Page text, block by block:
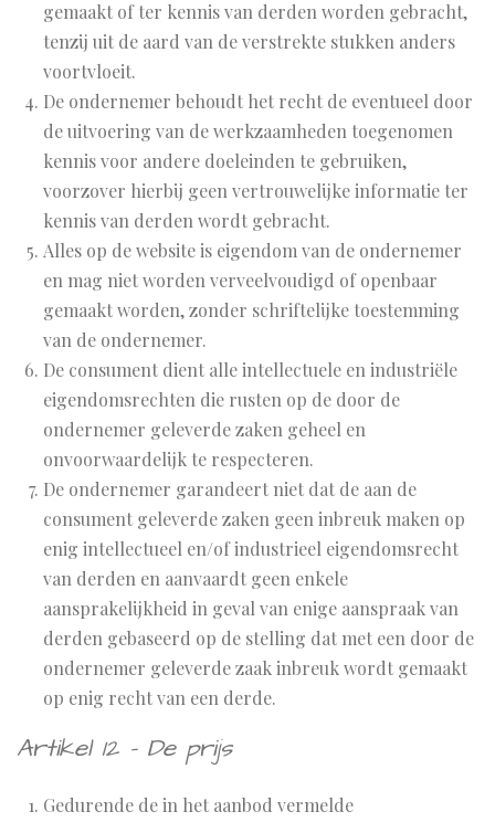
gemaakt of ter kennis van derden worden gebracht,
tenzij uit de aard van de verstrekte stukken anders
voortvloeit.
De ondernemer behoudt het recht de eventueel door
de uitvoering van de werkzaamheden toegenomen
kennis voor andere doeleinden te gebruiken,
voorzover hierbij geen vertrouwelijke informatie ter
kennis van derden wordt gebracht.
Alles op de website is eigendom van de ondernemer
en mag niet worden verveelvoudigd of openbaar
gemaakt worden, zonder schriftelijke toestemming
van de ondernemer.
De consument dient alle intellectuele en industriële
eigendomsrechten die rusten op de door de
ondernemer geleverde zaken geheel en
onvoorwaardelijk te respecteren.
De ondernemer garandeert niet dat de aan de
consument geleverde zaken geen inbreuk maken op
enig intellectueel en/of industrieel eigendomsrecht
van derden en aanvaardt geen enkele
aansprakelijkheid in geval van enige aanspraak van
derden gebaseerd op de stelling dat met een door de
ondernemer geleverde zaak inbreuk wordt gemaakt
op enig recht van een derde.
Artikel 12 - De prijs
Gedurende de in het aanbod vermelde